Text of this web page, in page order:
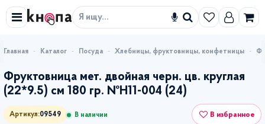
Искать
Каталог Посуда Хлебницы, фруктовницы, конфетницы
Фруктовница мет. двойная черн. цв. круглая
(22*9.5) см 180 гр. №Н11-004 (24)
Артикул:09549 В наличии В избранное